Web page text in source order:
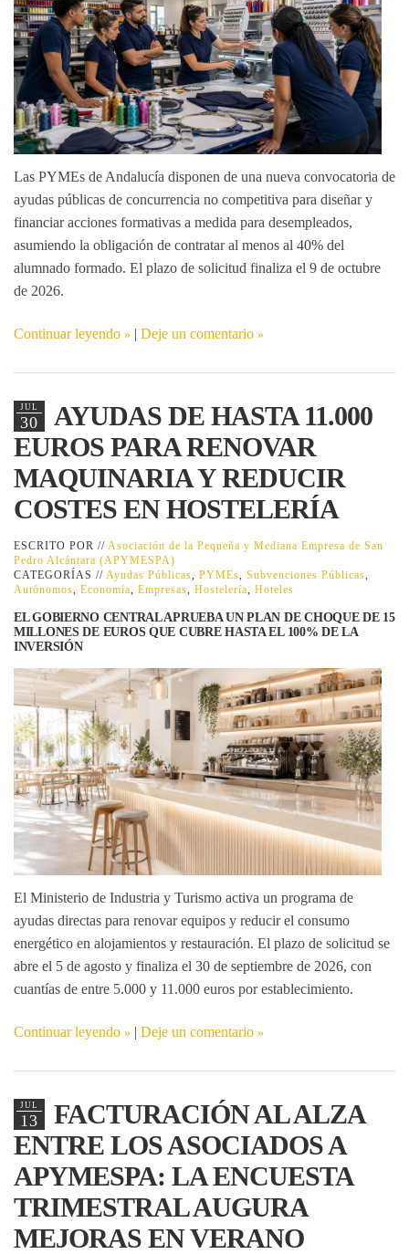
Las PYMEs de Andalucía disponen de una nueva convocatoria de
ayudas públicas de concurrencia no competitiva para diseñar y
financiar acciones formativas a medida para desempleados,
asumiendo la obligación de contratar al menos al 40% del
alumnado formado. El plazo de solicitud finaliza el 9 de octubre
de 2026.
Continuar leyendo | Deje un comentario
JUL
30
AYUDAS DE HASTA 11.000
EUROS PARA RENOVAR
MAQUINARIA Y REDUCIR
COSTES EN HOSTELERÍA
ESCRITO POR // Asociación de la Pequeña y Mediana Empresa de San
Pedro Alcántara (APYMESPA)
CATEGORÍAS // Ayudas Públicas, PYMEs, Subvenciones Públicas,
Autónomos, Economía, Empresas, Hostelería, Hoteles
EL GOBIERNO CENTRAL APRUEBA UN PLAN DE CHOQUE DE 15
MILLONES DE EUROS QUE CUBRE HASTA EL 100% DE LA
INVERSIÓN
El Ministerio de Industria y Turismo activa un programa de
ayudas directas para renovar equipos y reducir el consumo
energético en alojamientos y restauración. El plazo de solicitud se
abre el 5 de agosto y finaliza el 30 de septiembre de 2026, con
cuantías de entre 5.000 y 11.000 euros por establecimiento.
Continuar leyendo | Deje un comentario
JUL
13
FACTURACIÓN AL ALZA
ENTRE LOS ASOCIADOS A
APYMESPA: LA ENCUESTA
TRIMESTRAL AUGURA
MEJORAS EN VERANO